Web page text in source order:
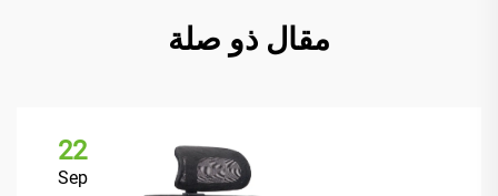
مقال ذو صلة
22
Sep